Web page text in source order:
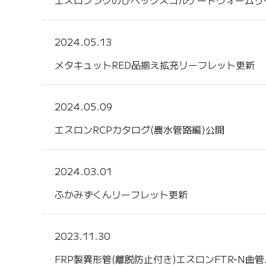
2024.05.13
メタキュットRED品揃え拡充リーフレット更新
2024.05.09
エスロンRCPカタログ(農水管路編)公開
2024.03.01
ふかみずくんリーフレット更新
2023.11.30
FRP製異形管(離脱防止付き)エスロンFTR-N曲